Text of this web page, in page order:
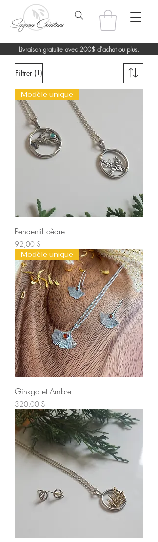
Livraison gratuite avec 200$ d'achat ou plus.
Filtrer (1)
Modèle unique
Pendentif cèdre
Prix
92,00 $
Modèle unique
Ginkgo et Ambre
Prix
320,00 $